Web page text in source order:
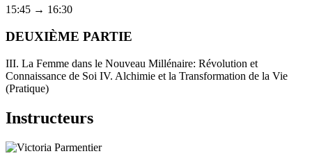
15:45 → 16:30
DEUXIÈME PARTIE
III. La Femme dans le Nouveau Millénaire: Révolution et
Connaissance de Soi IV. Alchimie et la Transformation de la Vie
(Pratique)
Instructeurs